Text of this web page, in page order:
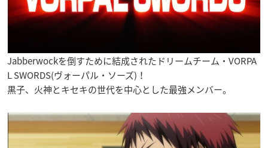
Jabberwockを倒すために結成されたドリームチーム・VORPA
L SWORDS(ヴォーパル・ソーズ)！
黒子、火神とキセキの世代を中心とした最強メンバー。